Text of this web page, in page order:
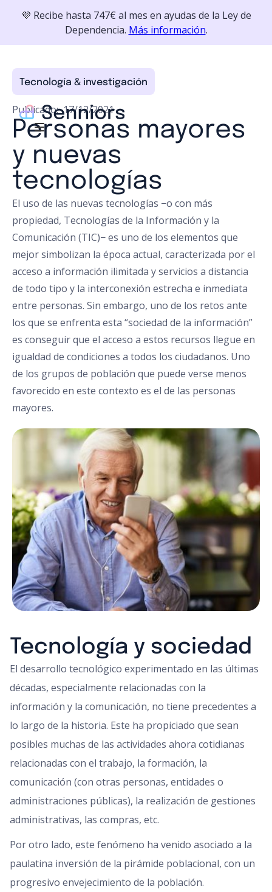
💜 Recibe hasta 747€ al mes en ayudas de la Ley de
Dependencia. Más información.
Tecnología & investigación
Publicado:17/12/2021
Personas mayores
y nuevas
tecnologías
El uso de las nuevas tecnologías −o con más
propiedad, Tecnologías de la Información y la
Comunicación (TIC)− es uno de los elementos que
mejor simbolizan la época actual, caracterizada por el
acceso a información ilimitada y servicios a distancia
de todo tipo y la interconexión estrecha e inmediata
entre personas. Sin embargo, uno de los retos ante
los que se enfrenta esta “sociedad de la información”
es conseguir que el acceso a estos recursos llegue en
igualdad de condiciones a todos los ciudadanos. Uno
de los grupos de población que puede verse menos
favorecido en este contexto es el de las personas
mayores.
Tecnología y sociedad
El desarrollo tecnológico experimentado en las últimas
décadas, especialmente relacionadas con la
información y la comunicación, no tiene precedentes a
lo largo de la historia. Este ha propiciado que sean
posibles muchas de las actividades ahora cotidianas
relacionadas con el trabajo, la formación, la
comunicación (con otras personas, entidades o
administraciones públicas), la realización de gestiones
administrativas, las compras, etc.
Por otro lado, este fenómeno ha venido asociado a la
paulatina inversión de la pirámide poblacional, con un
progresivo envejecimiento de la población.